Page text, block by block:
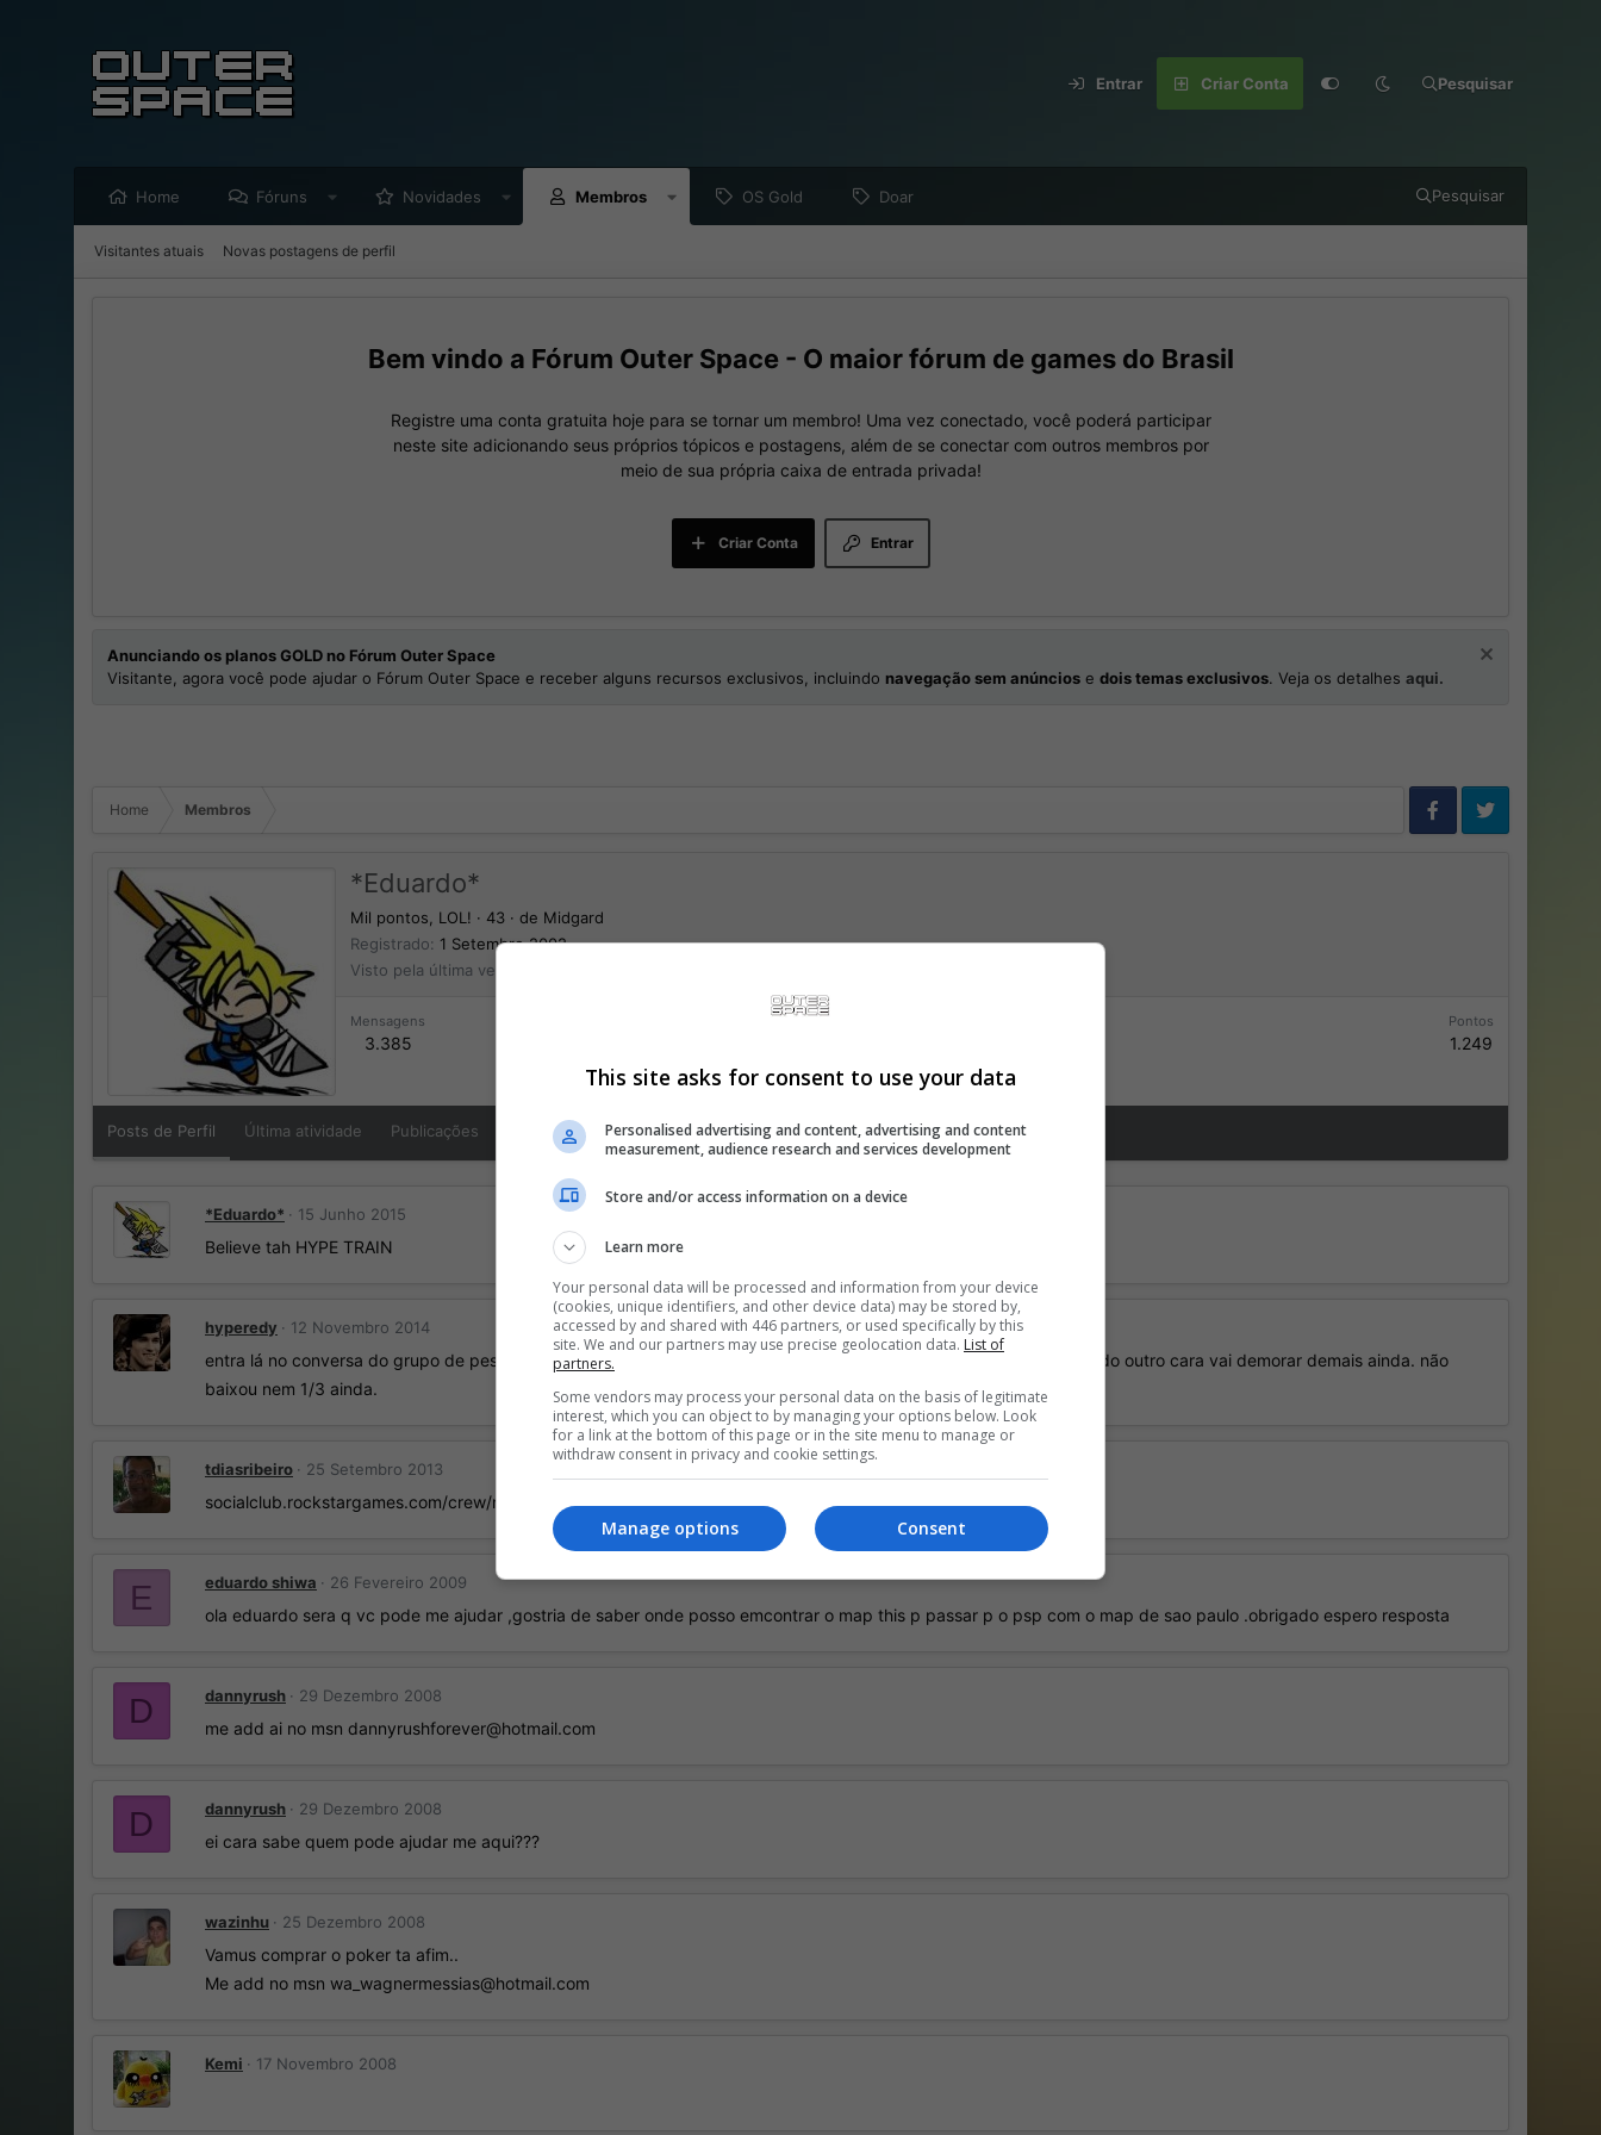
Entrar Criar Conta Pesquisar
Home Fóruns Novidades Membros OS Gold Doar Pesquisar
Visitantes atuais Novas postagens de perfil
Fórum Outer Space - O maior fórum de games do Brasil
Registre uma conta gratuita hoje para se tornar um membro! Uma vez conectado, você poderá participar
neste site adicionando seus próprios tópicos e postagens, além de se conectar com outros membros por
meio de sua própria caixa de entrada privada!
Entrar
Criar Conta
Anunciando os planos GOLD no Fórum Outer Space
Visitante, agora você pode ajudar o Fórum Outer Space e receber alguns recursos exclusivos, incluindo navegação sem anúncios e dois temas exclusivos. Veja os detalhes aqui.
Home Membros
*Eduardo*
Mil pontos, LOL! · 43 · de Midgard
Registrado
1 Setembro 2002
Visto pela última vez
Mensagens
3.385
Pontos
1.249
Posts de Perfil Última atividade Publicações Sobre Mim
*Eduardo* 15 Junho 2015
Believe tah HYPE TRAIN
hyperedy 12 Novembro 2014
entra lá no conversa do grupo de pes, o cara me explicou como faz pra baixar os 3 ao mesmo tempo, o download do outro cara vai demorar demais ainda. não
baixou nem 1/3 ainda.
tdiasribeiro 25 Setembro 2013
socialclub.rockstargames.com/crew/newage entra nesse aki e me ADD na live ThiagoRibeiroo
E eduardo shiwa 26 Fevereiro 2009
ola eduardo sera q vc pode me ajudar ,gostria de saber onde posso emcontrar o map this p passar p o psp com o map de sao paulo .obrigado espero resposta
D dannyrush 29 Dezembro 2008
me add ai no msn dannyrushforever@hotmail.com
D dannyrush 29 Dezembro 2008
ei cara sabe quem pode ajudar me aqui???
wazinhu 25 Dezembro 2008
Vamus comprar o poker ta afim..
Me add no msn wa_wagnermessias@hotmail.com
Kemi 17 Novembro 2008
This site asks for consent to use your data
Personalised advertising and content, advertising and content
measurement, audience research and services development
Store and/or access information on a device
Learn more
Your personal data will be processed and information from your device
(cookies, unique identifiers, and other device data) may be stored by,
accessed by and shared with 446 partners, or used specifically by this
site. We and our partners may use precise geolocation data. List of
partners.
Some vendors may process your personal data on the basis of legitimate
interest, which you can object to by managing your options below. Look
for a link at the bottom of this page or in the site menu to manage or
withdraw consent in privacy and cookie settings.
Consent
Manage options